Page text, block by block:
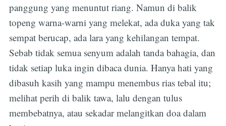
panggung yang menuntut riang. Namun di balik
topeng warna-warni yang melekat, ada duka yang tak
sempat berucap, ada lara yang kehilangan tempat.
Sebab tidak semua senyum adalah tanda bahagia, dan
tidak setiap luka ingin dibaca dunia. Hanya hati yang
dibasuh kasih yang mampu menembus rias tebal itu;
melihat perih di balik tawa, lalu dengan tulus
membebatnya, atau sekadar melangitkan doa dalam